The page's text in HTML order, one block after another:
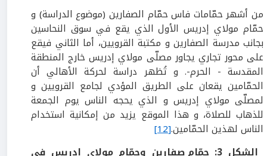
من أشهر حمّامات فاس حمّام الصفارين (موضوع الدراسة) و
حمّام مولاي إدريس الأول الذي يقع في سوق النحاسين
بجانب مدرسة الصفارين و مكتبة القرويين، أما الثاني فيقع
على محور تجاري يجاور مصلّى مولاي إدريس خارج المنطقة
المقدسة - الحرم-. و تُظهر دراسة لحركة الأهالي أن
الحمّامين يقعان على الطريق المؤدي لجامع القرويين و
لمصلّى مولاي إدريس و الذي يحجه الناس يوم الجمعة
للذهاب للصلاة، و هذا الموقع يزيد من إمكانية استخدام
الناس لهذين الحمّامين.[12]
الشكل 3
: حمّام صفارين وحمّام مولاي إدريس في